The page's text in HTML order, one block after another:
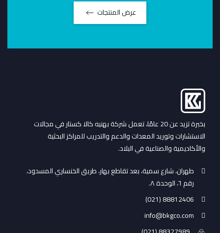
عرض المنتجات
بخبرة تزيد عن 20 عامًا، تعمل شركة بهنيه كالا كستار في مجالات
الاستشارات وتوريد المعدات والدعم والتدريب للمراكز البحثية
والأكاديمية والصناعية في البلاد.
طهران، شارع سمية، بعد تقاطع بهار، طريق الخنساري المسدود،
رقم ٦، الوحدة ٨.
88812406 (021)
info@bkgco.com